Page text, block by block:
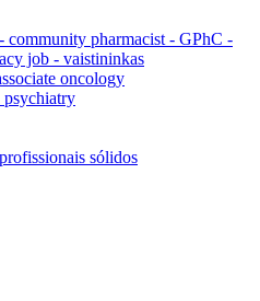
community pharmacist - GPhC -
job - vaistininkas
oncology
sólidos